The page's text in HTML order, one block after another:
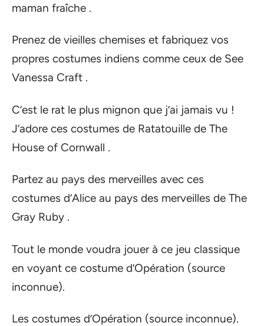
maman fraîche .
Prenez de vieilles chemises et fabriquez vos
propres costumes indiens comme ceux de See
Vanessa Craft .
C’est le rat le plus mignon que j’ai jamais vu !
J’adore ces costumes de Ratatouille de The
House of Cornwall .
Partez au pays des merveilles avec ces
costumes d’Alice au pays des merveilles de The
Gray Ruby .
Tout le monde voudra jouer à ce jeu classique
en voyant ce costume d’Opération (source
inconnue).
Les costumes d’Opération (source inconnue).